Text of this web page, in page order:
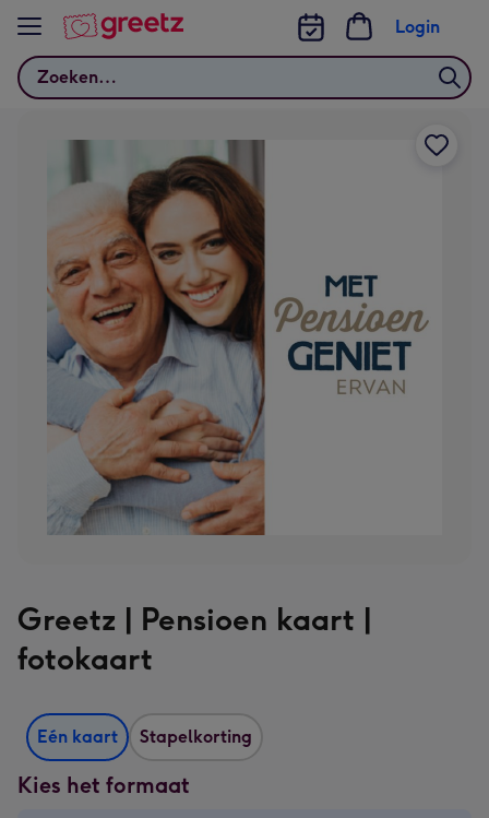
Bekijk meer
Zoeken
Login
Greetz | Pensioen kaart |
fotokaart
Eén kaart Stapelkorting
Kies het formaat